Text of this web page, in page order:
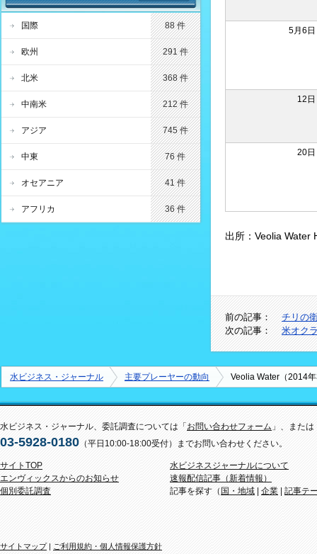
5月6日
12日
20日
出所：Veolia Water
前の記事：
チリの
次の記事：
米オク
国際 88 件
欧州 291 件
北米 368 件
中南米 212 件
アジア 745 件
中東 76 件
オセアニア 41 件
アフリカ 36 件
水ビジネス・ジャーナル 主要プレーヤーの動向 Veolia Water（2014
水ビジネス・ジャーナル、委託調査については「 お問い合わせフォーム 」、または
03-5928-0180 （平日10:00-18:00受付）までお問い合わせください。
サイトTOP
エンヴィックスからのお知らせ
個別委託調査
水ビジネスジャーナルについて
速報配信記事（新着情報）
記事を探す（ 国・地域 企業 記事テ
サイトマップ| ご利用規約・個人情報保護方針